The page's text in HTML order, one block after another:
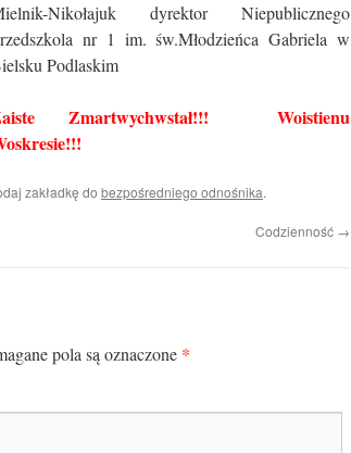
Nikołajuk dyrektor Niepublicznego
nr 1 im. św.Młodzieńca Gabriela w
Podlaskim
Zmartwychwstał!!! Woistienu
zakładkę do bezpośredniego odnośnika.
Codzienność →
pola są oznaczone *